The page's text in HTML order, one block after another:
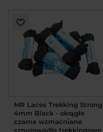
MR Laces Trekking Strong
4mm Black - okrągłe
czarne wzmacniane
sznurowadła trekkingowe